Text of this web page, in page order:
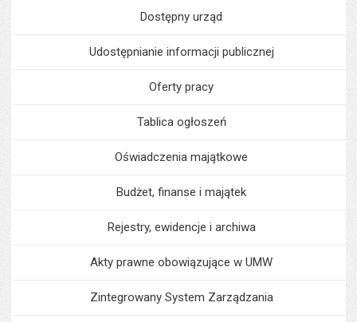
Dostępny urząd
Udostępnianie informacji publicznej
Oferty pracy
Tablica ogłoszeń
Oświadczenia majątkowe
Budżet, finanse i majątek
Rejestry, ewidencje i archiwa
Akty prawne obowiązujące w UMW
Zintegrowany System Zarządzania